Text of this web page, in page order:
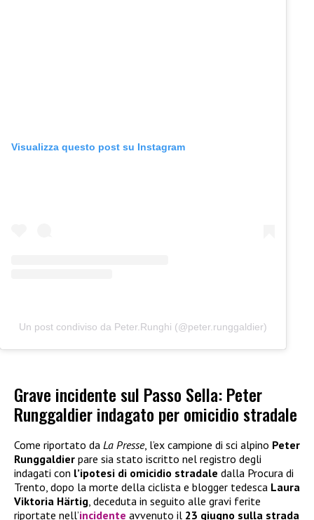
Visualizza questo post su Instagram
Un post condiviso da Peter.Runghi (@peter.runggaldier)
Grave incidente sul Passo Sella: Peter
Runggaldier indagato per omicidio stradale
Come riportato da La Presse, l’ex campione di sci alpino Peter
Runggaldier pare sia stato iscritto nel registro degli
indagati con l’ipotesi di omicidio stradale dalla Procura di
Trento, dopo la morte della ciclista e blogger tedesca Laura
Viktoria Härtig, deceduta in seguito alle gravi ferite
riportate nell’incidente avvenuto il 23 giugno sulla strada